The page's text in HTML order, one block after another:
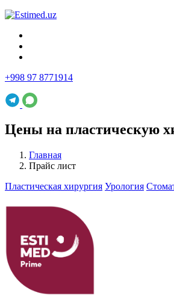
+998 97 8771914
Цены на пластическую
Главная
Прайс лист
Пластическая хирургия Урология